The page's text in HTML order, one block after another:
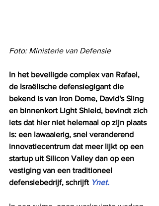
Foto: Ministerie van Defensie
In het beveiligde complex van Rafael,
de Israëlische defensiegigant die
bekend is van Iron Dome, David's Sling
en binnenkort Light Shield, bevindt zich
iets dat hier niet helemaal op zijn plaats
is: een lawaaierig, snel veranderend
innovatiecentrum dat meer lijkt op een
startup uit Silicon Valley dan op een
vestiging van een traditioneel
defensiebedrijf, schrijft Ynet.